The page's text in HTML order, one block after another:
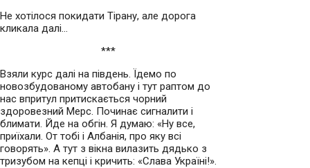
Не хотілося покидати Тірану, але дорога
кликала далі…
***
Взяли курс далі на південь. Їдемо по
новозбудованому автобану і тут раптом до
нас впритул притискається чорний
здоровезний Мерс. Починає сигналити і
блимати. Йде на обгін. Я думаю: «Ну все,
приїхали. От тобі і Албанія, про яку всі
говорять». А тут з вікна вилазить дядько з
тризубом на кепці і кричить: «Слава Україні!».